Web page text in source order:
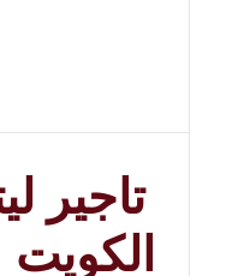
تاجير